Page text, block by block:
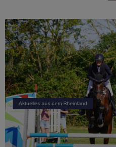
Aktuelles aus dem Rheinland